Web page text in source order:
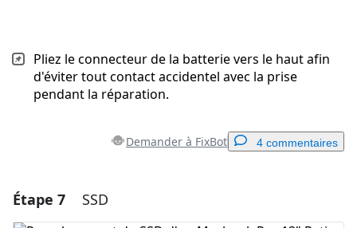
Pliez le connecteur de la batterie vers le haut afin
d'éviter tout contact accidentel avec la prise
pendant la réparation.
Demander à FixBot 4 commentaires
Étape 7 SSD